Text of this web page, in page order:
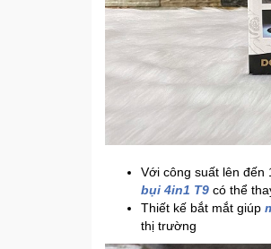
Với công suất lên đến
bụi 4in1 T9 có thể
Thiết kế bắt mắt giúp
thị trường